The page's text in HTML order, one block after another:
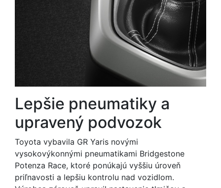
Lepšie pneumatiky a
upravený podvozok
Toyota vybavila GR Yaris novými
vysokovýkonnými pneumatikami Bridgestone
Potenza Race, ktoré ponúkajú vyššiu úroveň
priľnavosti a lepšiu kontrolu nad vozidlom.